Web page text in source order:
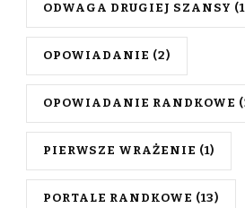
ODWAGA DRUGIEJ SZANSY
OPOWIADANIE (2)
OPOWIADANIE RANDKOWE
PIERWSZE WRAŻENIE (1)
PORTALE RANDKOWE (13)